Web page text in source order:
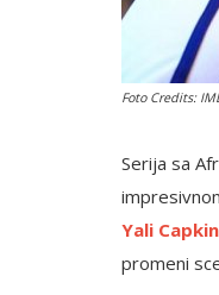
Foto Credits:
Serija sa
Yali
promeni